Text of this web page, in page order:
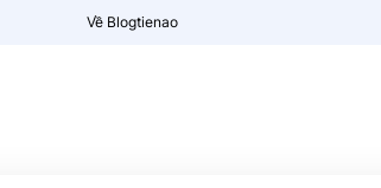
Về Blogtienao